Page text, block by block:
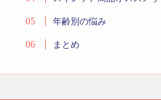
年齢別の悩み
まとめ